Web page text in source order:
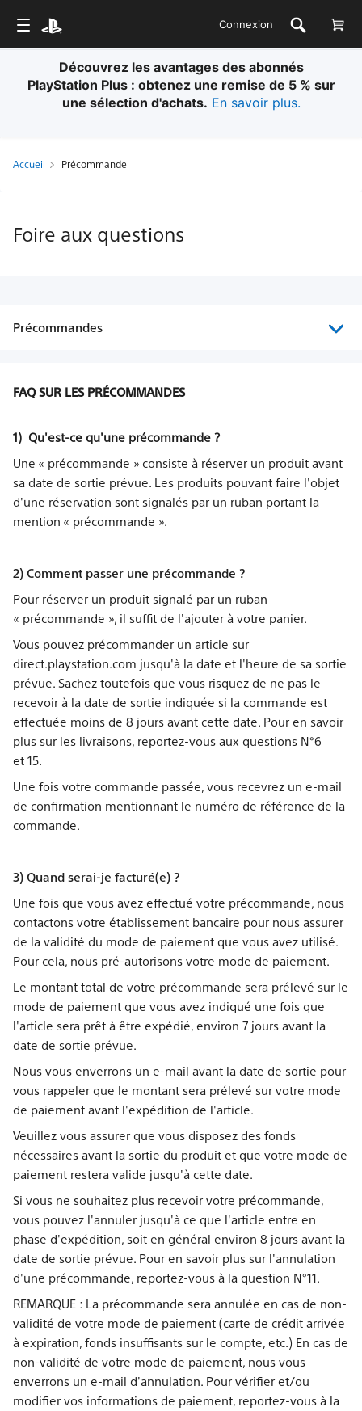
Connexion
Découvrez les avantages des abonnés
PlayStation Plus : obtenez une remise de 5 % sur
une sélection d'achats. En savoir plus.
Accueil Précommande
Foire aux questions
Précommandes
FAQ SUR LES PRÉCOMMANDES
1) Qu'est-ce qu'une précommande ?
Une « précommande » consiste à réserver un produit avant
sa date de sortie prévue. Les produits pouvant faire l'objet
d'une réservation sont signalés par un ruban portant la
mention « précommande ».
2) Comment passer une précommande ?
Pour réserver un produit signalé par un ruban
« précommande », il suffit de l'ajouter à votre panier.
Vous pouvez précommander un article sur
direct.playstation.com jusqu'à la date et l'heure de sa sortie
prévue. Sachez toutefois que vous risquez de ne pas le
recevoir à la date de sortie indiquée si la commande est
effectuée moins de 8 jours avant cette date. Pour en savoir
plus sur les livraisons, reportez-vous aux questions N°6
et 15.
Une fois votre commande passée, vous recevrez un e-mail
de confirmation mentionnant le numéro de référence de la
commande.
3) Quand serai-je facturé(e) ?
Une fois que vous avez effectué votre précommande, nous
contactons votre établissement bancaire pour nous assurer
de la validité du mode de paiement que vous avez utilisé.
Pour cela, nous pré-autorisons votre mode de paiement.
Le montant total de votre précommande sera prélevé sur le
mode de paiement que vous avez indiqué une fois que
l'article sera prêt à être expédié, environ 7 jours avant la
date de sortie prévue.
Nous vous enverrons un e-mail avant la date de sortie pour
vous rappeler que le montant sera prélevé sur votre mode
de paiement avant l'expédition de l'article.
Veuillez vous assurer que vous disposez des fonds
nécessaires avant la sortie du produit et que votre mode de
paiement restera valide jusqu'à cette date.
Si vous ne souhaitez plus recevoir votre précommande,
vous pouvez l'annuler jusqu'à ce que l'article entre en
phase d'expédition, soit en général environ 8 jours avant la
date de sortie prévue. Pour en savoir plus sur l'annulation
d'une précommande, reportez-vous à la question N°11.
REMARQUE : La précommande sera annulée en cas de non-
validité de votre mode de paiement (carte de crédit arrivée
à expiration, fonds insuffisants sur le compte, etc.) En cas de
non-validité de votre mode de paiement, nous vous
enverrons un e-mail d'annulation. Pour vérifier et/ou
modifier vos informations de paiement, reportez-vous à la